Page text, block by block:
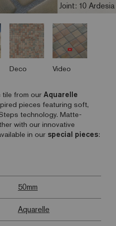
Joint: 10 Ardesia
Deco Video
tile from our Aquarelle
pieces featuring soft,
technology. Matte-
with our innovative
in our special pieces:
50mm
Aquarelle